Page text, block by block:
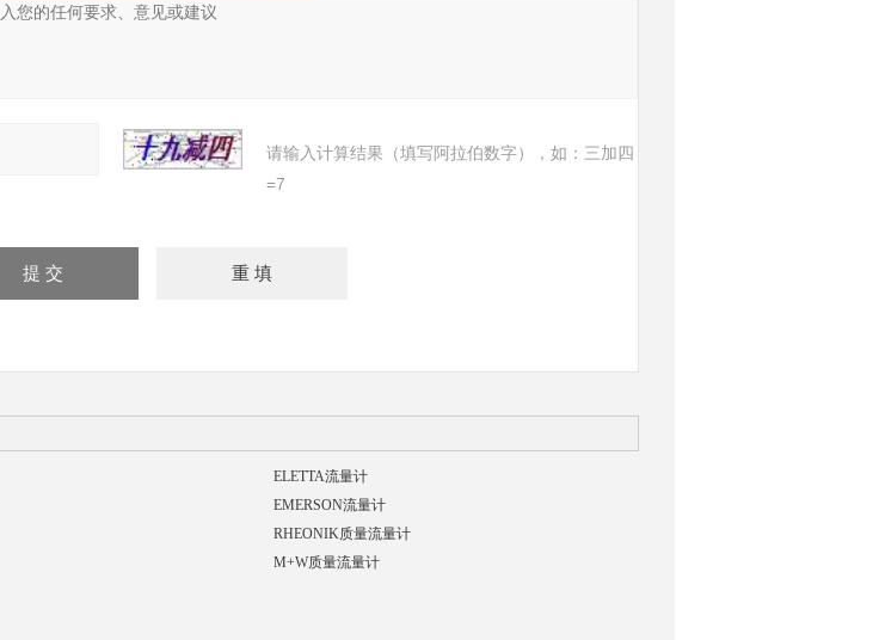
请输入计算结果（填写阿拉伯数字），如：三加四
=7
ELETTA流量计
EMERSON流量计
RHEONIK质量流量计
M+W质量流量计